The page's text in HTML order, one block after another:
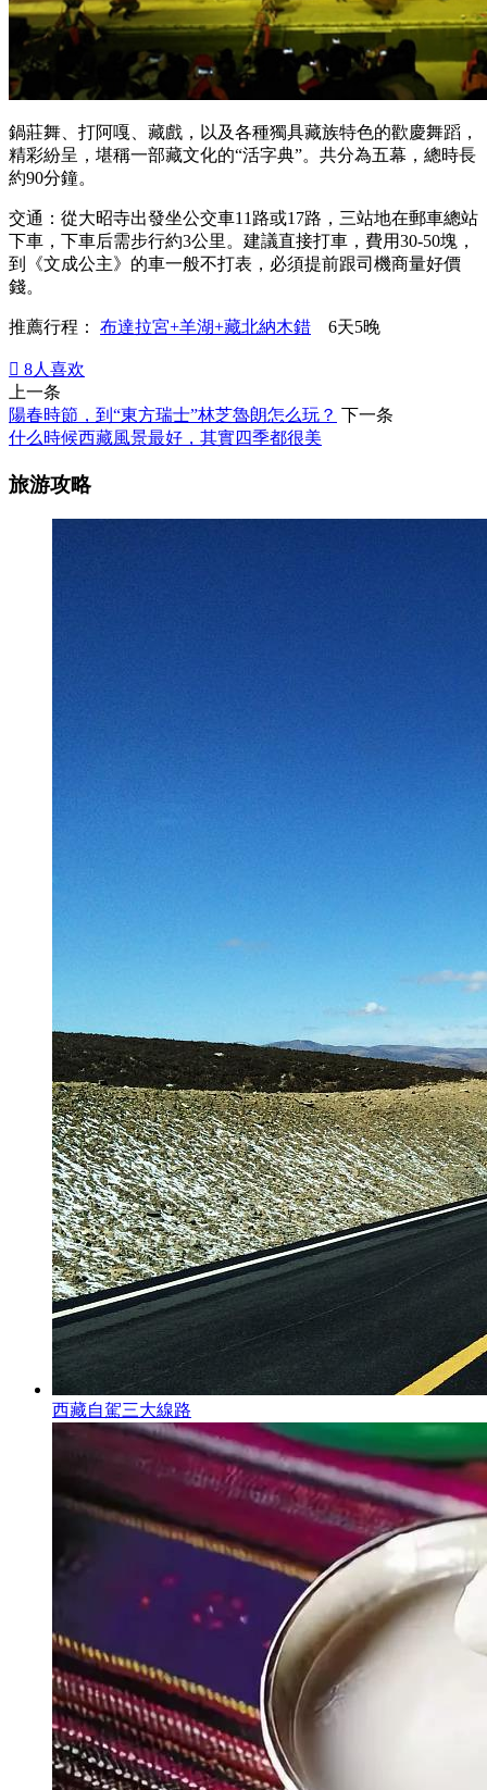
鍋莊舞、打阿嘎、藏戲，以及各種獨具藏族特色的歡慶舞蹈，
精彩紛呈，堪稱一部藏文化的“活字典”。共分為五幕，總時長
約90分鐘。
交通：從大昭寺出發坐公交車11路或17路，三站地在郵車總站
下車，下車后需步行約3公里。建議直接打車，費用30-50塊，
到《文成公主》的車一般不打表，必須提前跟司機商量好價
錢。
推薦行程： 布達拉宮+羊湖+藏北納木錯 6天5晚
 8人喜欢
上一条
陽春時節，到“東方瑞士”林芝魯朗怎么玩？ 下一条
什么時候西藏風景最好，其實四季都很美
旅游攻略
西藏自駕三大線路